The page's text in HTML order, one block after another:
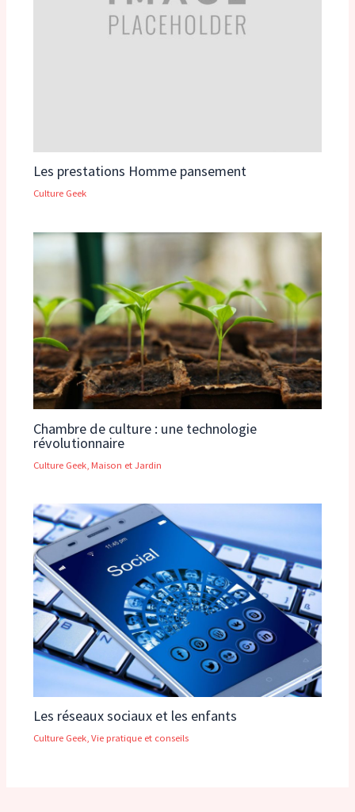
Les prestations Homme pansement
Culture Geek
Chambre de culture : une technologie
révolutionnaire
Culture Geek, Maison et Jardin
Les réseaux sociaux et les enfants
Culture Geek,Vie pratique et conseils